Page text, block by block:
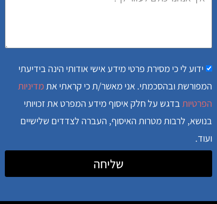
ידוע לי כי מסירת פרטי מידע אישי אודותי הינה בידיעתי
המפורשת ובהסכמתי. אני מאשר/ת כי קראתי אתמדיניות
הפרטיותבדגש על חלק איסוף מידע המפרט את זכויותי
בנושא, לרבות מטרות האיסוף, העברה לצדדים שלישיים
ועוד.
שליחה